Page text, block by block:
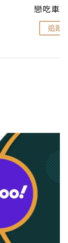
戀吃車
追蹤